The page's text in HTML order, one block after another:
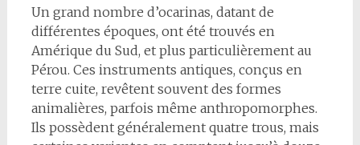
Un grand nombre d’ocarinas, datant de
différentes époques, ont été trouvés en
Amérique du Sud, et plus particulièrement au
Pérou. Ces instruments antiques, conçus en
terre cuite, revêtent souvent des formes
animalières, parfois même anthropomorphes.
Ils possèdent généralement quatre trous, mais